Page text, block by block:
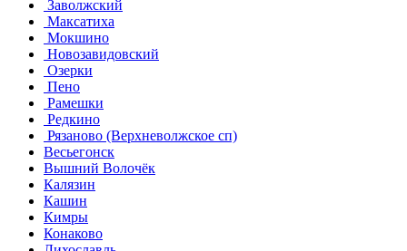
Заволжский
Максатиха
Мокшино
Новозавидовский
Озерки
Пено
Рамешки
Редкино
Рязаново (Верхневолжское сп)
Весьегонск
Вышний Волочёк
Калязин
Кашин
Кимры
Конаково